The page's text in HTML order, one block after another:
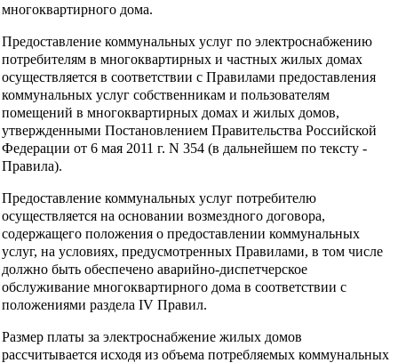
многоквартирного дома.
Предоставление коммунальных услуг по электроснабжению
потребителям в многоквартирных и частных жилых домах
осуществляется в соответствии с Правилами предоставления
коммунальных услуг собственникам и пользователям
помещений в многоквартирных домах и жилых домов,
утвержденными Постановлением Правительства Российской
Федерации от 6 мая 2011 г. N 354 (в дальнейшем по тексту -
Правила).
Предоставление коммунальных услуг потребителю
осуществляется на основании возмездного договора,
содержащего положения о предоставлении коммунальных
услуг, на условиях, предусмотренных Правилами, в том числе
должно быть обеспечено аварийно-диспетчерское
обслуживание многоквартирного дома в соответствии с
положениями раздела IV Правил.
Размер платы за электроснабжение жилых домов
рассчитывается исходя из объема потребляемых коммунальных